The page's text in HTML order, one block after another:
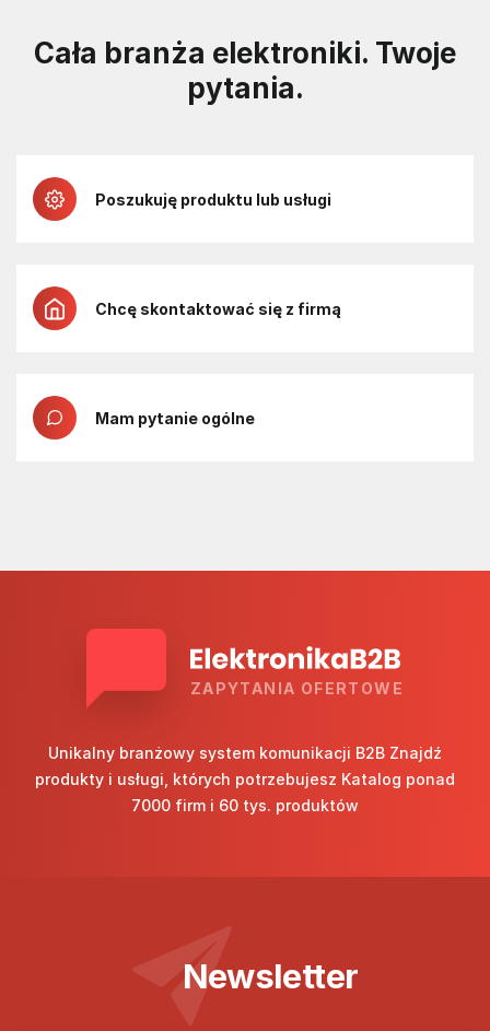
Cała branża elektroniki. Twoje
pytania.
Poszukuję produktu lub usługi
Chcę skontaktować się z firmą
Mam pytanie ogólne
ZAPYTANIA OFERTOWE
Unikalny branżowy system komunikacji B2B Znajdź
produkty i usługi, których potrzebujesz Katalog ponad
7000 firm i 60 tys. produktów
Newsletter